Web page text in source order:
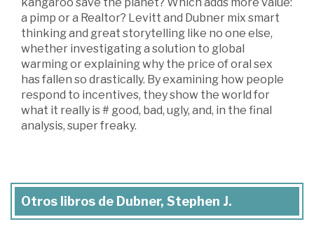
a pimp or a Realtor? Levitt and Dubner mix smart
thinking and great storytelling like no one else,
whether investigating a solution to global
warming or explaining why the price of oral sex
has fallen so drastically. By examining how people
respond to incentives, they show the world for
what it really is # good, bad, ugly, and, in the final
analysis, super freaky.
Otros libros de Dubner, Stephen J.